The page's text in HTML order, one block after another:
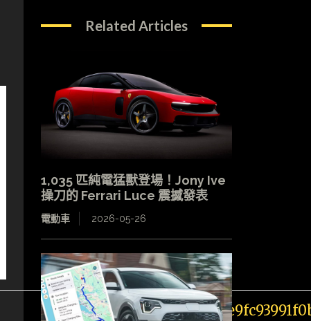
Related Articles
1,035 匹純電猛獸登場！Jony Ive
操刀的 Ferrari Luce 震撼發表
電動車 2026-05-26